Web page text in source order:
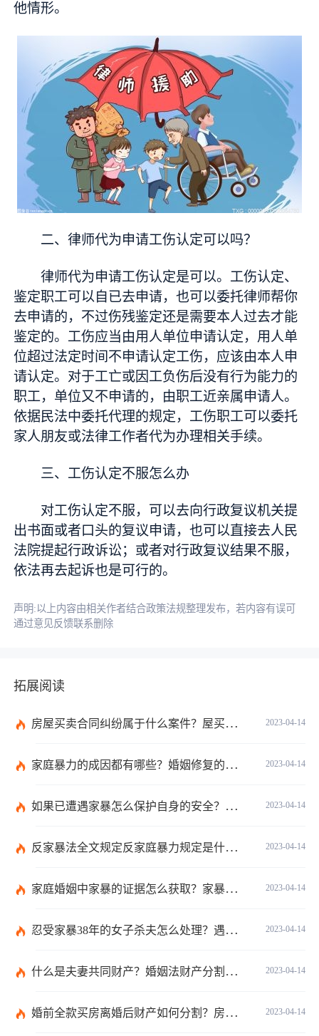
他情形。
二、律师代为申请工伤认定可以吗？
律师代为申请工伤认定是可以。工伤认定、
鉴定职工可以自已去申请，也可以委托律师帮你
去申请的，不过伤残鉴定还是需要本人过去才能
鉴定的。工伤应当由用人单位申请认定，用人单
位超过法定时间不申请认定工伤，应该由本人申
请认定。对于工亡或因工负伤后没有行为能力的
职工，单位又不申请的，由职工近亲属申请人。
依据民法中委托代理的规定，工伤职工可以委托
家人朋友或法律工作者代为办理相关手续。
三、工伤认定不服怎么办
对工伤认定不服，可以去向行政复议机关提
出书面或者口头的复议申请，也可以直接去人民
法院提起行政诉讼；或者对行政复议结果不服，
依法再去起诉也是可行的。
声明:以上内容由相关作者结合政策法规整理发布，若内容有误可
通过意见反馈联系删除
拓展阅读
2023-04-14
房屋买卖合同纠纷属于什么案件？屋买卖合同违约怎么起诉？
2023-04-14
家庭暴力的成因都有哪些？婚姻修复的方法有哪些？
2023-04-14
如果已遭遇家暴怎么保护自身的安全？婚姻纠纷如何收集证据？
2023-04-14
反家暴法全文规定反家庭暴力规定是什么？婚姻怎么样挽救？
2023-04-14
家庭婚姻中家暴的证据怎么获取？家暴离婚小孩归谁？
2023-04-14
忍受家暴38年的女子杀夫怎么处理？遇到家暴应该怎么办？
2023-04-14
什么是夫妻共同财产？婚姻法财产分割是怎么规定？
2023-04-14
婚前全款买房离婚后财产如何分割？房子是夫妻共同财产吗？